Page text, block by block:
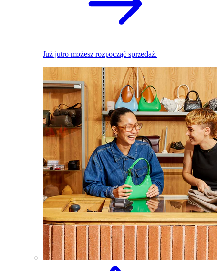
Już jutro możesz rozpocząć sprzedaż.